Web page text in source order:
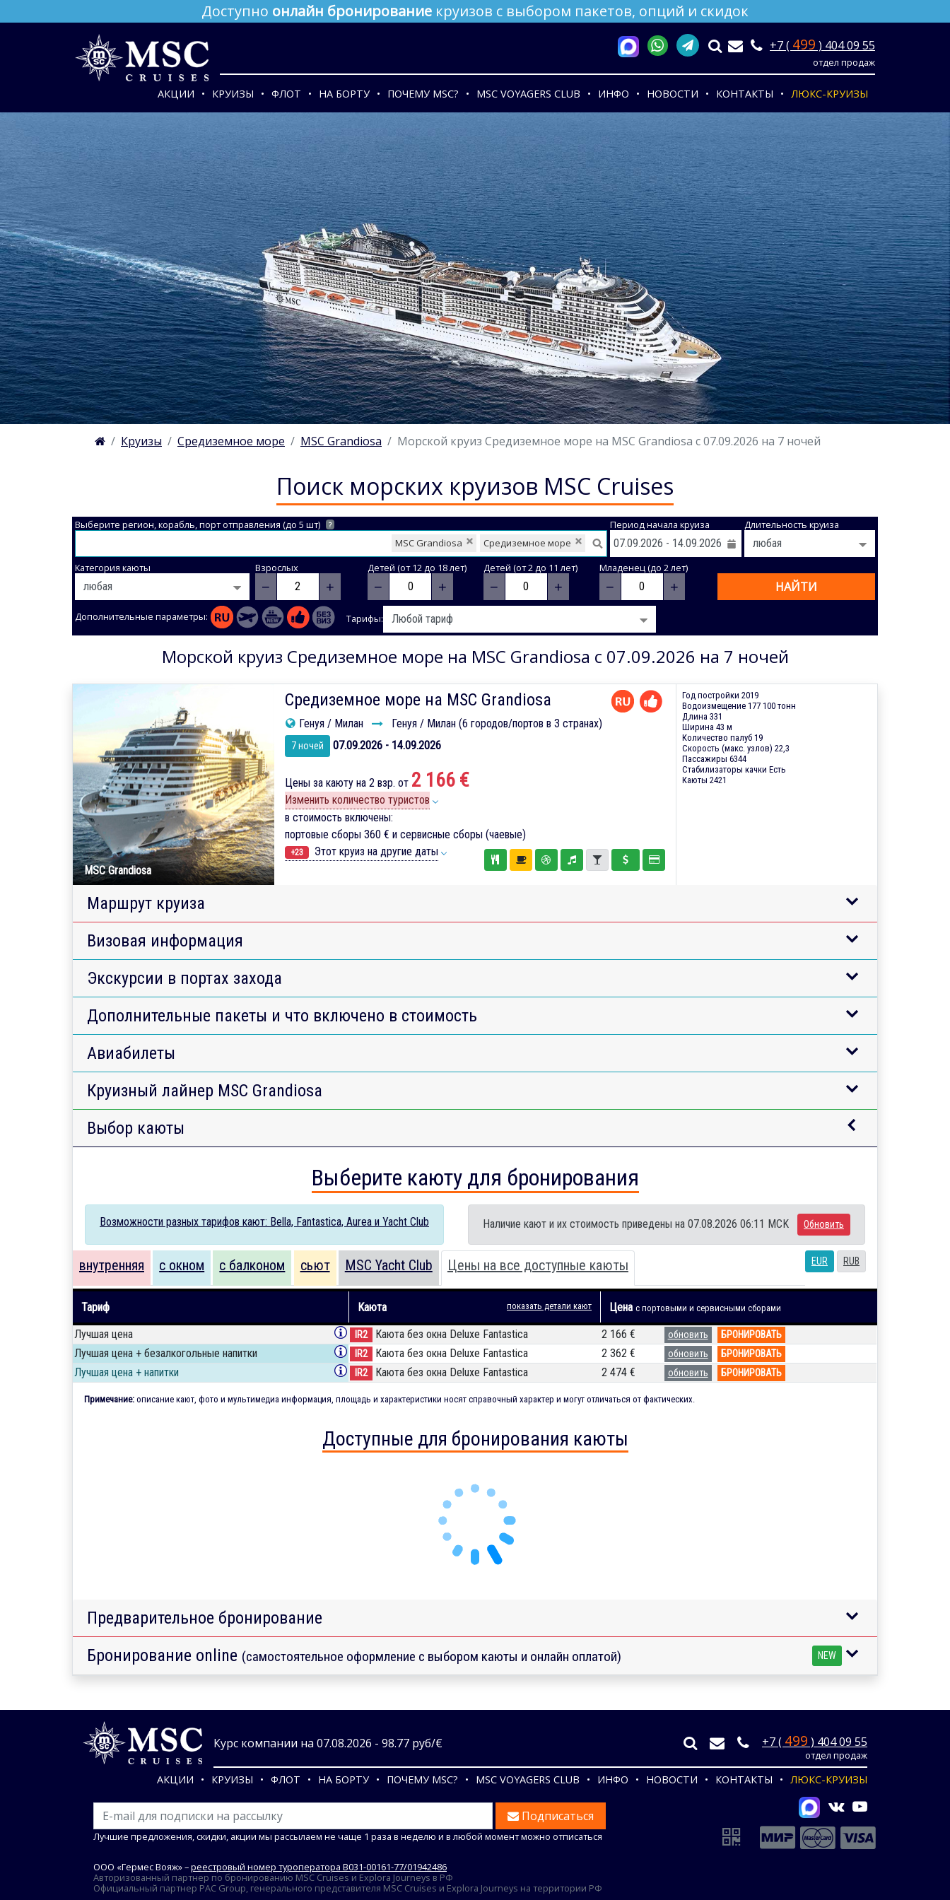
Доступно онлайн бронирование круизов с выбором пакетов, опций и скидок
+7 ( 499 ) 404 09 55
отдел продаж
АКЦИИ КРУИЗЫ ФЛОТ НА БОРТУ ПОЧЕМУ MSC? MSC VOYAGERS CLUB ИНФО НОВОСТИ КОНТАКТЫ ЛЮКС-КРУИЗЫ
Круизы Средиземное море MSC Grandiosa Морской круиз Средиземное море на MSC Grandiosa с 07.09.2026 на 7 ночей
Поиск морских круизов MSC Cruises
Выберите регион, корабль, порт отправления (до 5 шт) ?
Средиземное море
MSC Grandiosa
Период начала круиза Длительность круиза
Категория каюты Взрослых
− +
Детей (от 12 до 18 лет)
− +
Детей (от 2 до 11 лет)
− +
Младенец (до 2 лет)
− + НАЙТИ
Дополнительные параметры: Тарифы:
Морской круиз Средиземное море на MSC Grandiosa с 07.09.2026 на 7 ночей
MSC Grandiosa
Средиземное море на MSC Grandiosa
Генуя / Милан Генуя / Милан (6 городов/портов в 3 странах)
7 ночей 07.09.2026 - 14.09.2026
Цены за каюту на 2 взр. от 2 166 €
Изменить количество туристов
в стоимость включены:
портовые сборы 360 € и сервисные сборы (чаевые)
+23 Этот круиз на другие даты
Год постройки 2019
Водоизмещение 177 100 тонн
Длина 331
Ширина 43 м
Количество палуб 19
Скорость (макс. узлов) 22,3
Пассажиры 6344
Стабилизаторы качки Есть
Каюты 2421
Маршрут круиза
Визовая информация
Экскурсии в портах захода
Дополнительные пакеты и что включено в стоимость
Авиабилеты
Круизный лайнер MSC Grandiosa
Выбор каюты
Выберите каюту для бронирования
Возможности разных тарифов кают: Bella, Fantastica, Aurea и Yacht Club Наличие кают и их стоимость приведены на 07.08.2026 06:11 MCK Обновить
EUR RUB
внутренняя с окном с балконом сьют MSC Yacht Club Цены на все доступные каюты
Тариф Каюта показать детали кают Цена с портовыми и сервисными сборами
Лучшая цена IR2 Каюта без окна Deluxe Fantastica 2 166 € обновить БРОНИРОВАТЬ
Лучшая цена + безалкогольные напитки IR2 Каюта без окна Deluxe Fantastica 2 362 € обновить БРОНИРОВАТЬ
Лучшая цена + напитки IR2 Каюта без окна Deluxe Fantastica 2 474 € обновить БРОНИРОВАТЬ
Примечание: описание кают, фото и мультимедиа информация, площадь и характеристики носят справочный характер и могут отличаться от фактических.
Доступные для бронирования каюты
Предварительное бронирование
Бронирование online (самостоятельное оформление с выбором каюты и онлайн оплатой) NEW
Курс компании на 07.08.2026 - 98.77 руб/€ +7 ( 499 ) 404 09 55
отдел продаж
АКЦИИ КРУИЗЫ ФЛОТ НА БОРТУ ПОЧЕМУ MSC? MSC VOYAGERS CLUB ИНФО НОВОСТИ КОНТАКТЫ ЛЮКС-КРУИЗЫ
Подписаться
Лучшие предложения, скидки, акции мы рассылаем не чаще 1 раза в неделю и в любой момент можно отписаться
ООО «Гермес Вояж» –реестровый номер туроператора В031-00161-77/01942486
Авторизованный партнер по бронированию MSC Cruises и Explora Journeys в РФ
Официальный партнер PAC Group, генерального представителя MSC Cruises и Explora Journeys на территории РФ